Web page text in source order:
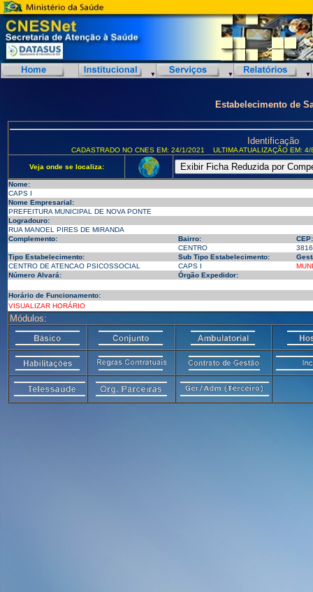
Estabelecimento de
Identificação
CADASTRADO NO CNES EM: 24/1/2021 ULTIMA ATUALIZAÇÃO EM:
Veja onde se localiza:
Nome:
CAPS I
Nome Empresarial:
PREFEITURA MUNICIPAL DE NOVA PONTE
Logradouro:
RUA MANOEL PIRES DE MIRANDA
Complemento:
Bairro:
CEP:
CENTRO
Tipo Estabelecimento:
Sub Tipo Estabelecimento:
CENTRO DE ATENCAO PSICOSSOCIAL
CAPS I
Número Alvará:
Órgão Expedidor:
Horário de Funcionamento:
VISUALIZAR HORÁRIO
Módulos: